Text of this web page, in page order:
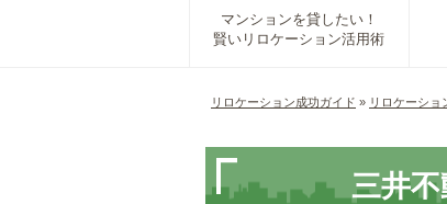
マンションを貸したい！
賢いリロケーション活用術
リロケーション成功ガイド » リロケーショ
三井